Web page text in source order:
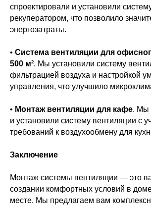
спроектировали и установили
рекуператором, что позволило
энергозатраты.
• Система вентиляции для
500 м². Мы установили систему
фильтрацией воздуха и настройкой
управления, что улучшило
• Монтаж вентиляции для кафе. Мы
и установили систему вентиляции с
требований к воздухообмену для
Заключение
Монтаж системы вентиляции — это
создании комфортных условий в
месте. Мы предлагаем вам